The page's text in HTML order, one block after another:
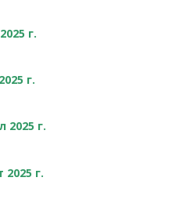
г.
г.
2025 г.
г.